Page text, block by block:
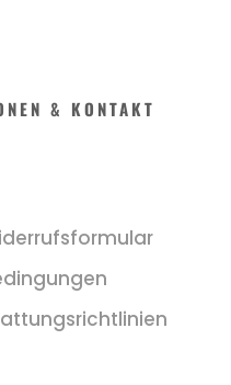
& KONTAKT